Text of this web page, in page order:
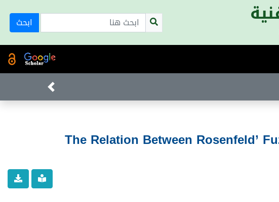
ابحث
The Relation Between Rosenfeld’